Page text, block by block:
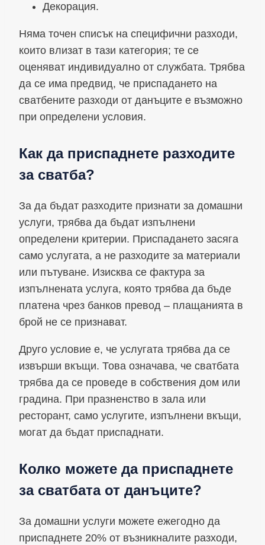
Декорация.
Няма точен списък на специфични разходи,
които влизат в тази категория; те се
оценяват индивидуално от службата. Трябва
да се има предвид, че приспадането на
сватбените разходи от данъците е възможно
при определени условия.
Как да приспаднете разходите
за сватба?
За да бъдат разходите признати за домашни
услуги, трябва да бъдат изпълнени
определени критерии. Приспадането засяга
само услугата, а не разходите за материали
или пътуване. Изисква се фактура за
изпълнената услуга, която трябва да бъде
платена чрез банков превод – плащанията в
брой не се признават.
Друго условие е, че услугата трябва да се
извърши вкъщи. Това означава, че сватбата
трябва да се проведе в собствения дом или
градина. При празненство в зала или
ресторант, само услугите, изпълнени вкъщи,
могат да бъдат приспаднати.
Колко можете да приспаднете
за сватбата от данъците?
За домашни услуги можете ежегодно да
приспаднете 20% от възникналите разходи,